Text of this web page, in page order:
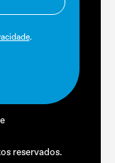
.
reservados.